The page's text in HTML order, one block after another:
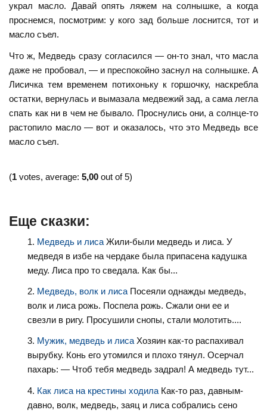
украл масло. Давай опять ляжем на солнышке, а когда
проснемся, посмотрим: у кого зад больше лоснится, тот и
масло съел.
Что ж, Медведь сразу согласился — он-то знал, что масла
даже не пробовал, — и преспокойно заснул на солнышке. А
Лисичка тем временем потихоньку к горшочку, наскребла
остатки, вернулась и вымазала медвежий зад, а сама легла
спать как ни в чем не бывало. Проснулись они, а солнце-то
растопило масло — вот и оказалось, что это Медведь все
масло съел.
(1 votes, average:5,00 out of 5)
Еще сказки:
Медведь и лиса Жили-были медведь и лиса. У
медведя в избе на чердаке была припасена кадушка
меду. Лиса про то сведала. Как бы...
Медведь, волк и лиса Посеяли однажды медведь,
волк и лиса рожь. Поспела рожь. Сжали они ее и
свезли в ригу. Просушили снопы, стали молотить....
Мужик, медведь и лисаХозяин как-то распахивал
вырубку. Конь его утомился и плохо тянул. Осерчал
пахарь: — Чтоб тебя медведь задрал! А медведь тут...
Как лиса на крестины ходила Как-то раз, давным-
давно, волк, медведь, заяц и лиса собрались сено